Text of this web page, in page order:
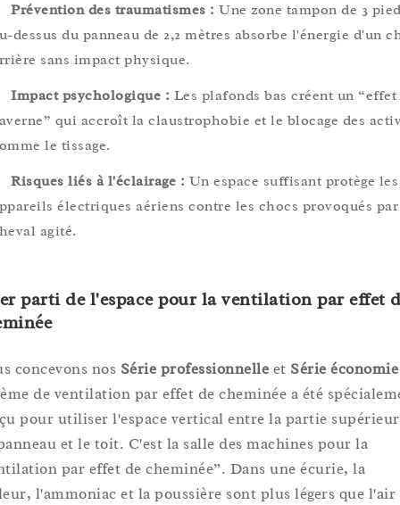
Prévention des traumatismes : Une zone tampon de 3
dessus du panneau de 2,2 mètres absorbe l'énergie d'un
sans impact physique.
Impact psychologique : Les plafonds bas créent un “effet
qui accroît la claustrophobie et le blocage des
le tissage.
Risques liés à l'éclairage : Un espace suffisant protège les
électriques aériens contre les chocs provoqués
agité.
parti de l'espace pour la ventilation par effet
concevons nos Série professionnelle et Série économie
de ventilation par effet de cheminée a été
pour utiliser l'espace vertical entre la partie
et le toit. C'est la salle des machines pour la
par effet de cheminée”. Dans une écurie, la
l'ammoniac et la poussière sont plus légers que l'air